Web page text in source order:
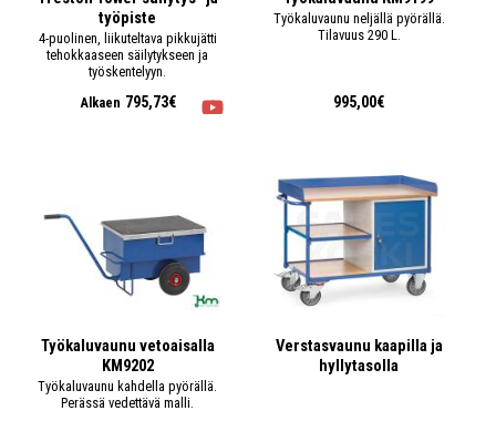
työpiste
4-puolinen, liikuteltava pikkujätti
tehokkaaseen säilytykseen ja
työskentelyyn.
Alkaen 795,73€
Työkaluvaunu neljällä pyörällä.
Tilavuus 290 L.
995,00€
Työkaluvaunu vetoaisalla
KM9202
Työkaluvaunu kahdella pyörällä.
Perässä vedettävä malli.
Verstasvaunu kaapilla ja
hyllytasolla